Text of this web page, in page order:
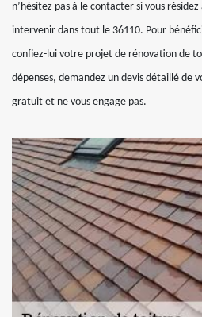
n’hésitez pas à le contacter si vous
intervenir dans tout le 36110. Pour
confiez-lui votre projet de rénovation de
dépenses, demandez un devis détaillé de
gratuit et ne vous engage pas.